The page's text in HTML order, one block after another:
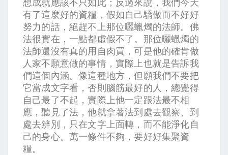
有了這麼好的資糧，假如自己驕傲而不好好
努力的話，絕趕不上那位曬蠟燭的法師。佛
法很實在，一點都虛假不了。那位曬蠟燭的
法師還沒有真的用自肉買，可是他的確肯做
人家不願意做的事情，實際上也就是告訴我
們這個內涵。像這種地方，但願我們不要把
它當成文字看，否則腦筋最好的人，總覺得
自己最了不起，實際上他一定跟法最不相
應，聽見了法，他就拿著法到處去觀察、到
處去辨別，只在文字上面轉，而不能淨化自
己的身心。萬一條件不夠，要好好集聚資
糧。